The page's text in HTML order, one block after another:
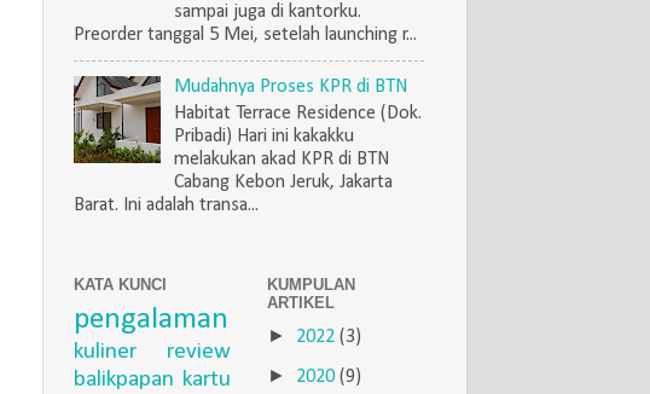
sampai juga di kantorku.
Preorder tanggal 5 Mei, setelah launching r...
Mudahnya Proses KPR di BTN
Habitat Terrace Residence (Dok.
Pribadi) Hari ini kakakku
melakukan akad KPR di BTN
Cabang Kebon Jeruk, Jakarta
Barat. Ini adalah transa...
KATA KUNCI
pengalaman
kuliner
review
balikpapan kartu
KUMPULAN
ARTIKEL
► 2022 (3)
► 2020 (9)